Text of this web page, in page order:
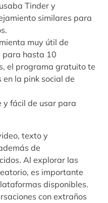
Tinder y
similares para
muy útil de
para hasta 10
el programa gratuito te
la pink social de
y fácil de usar para
texto y
de
Al explorar las
es importante
disponibles.
con extraños